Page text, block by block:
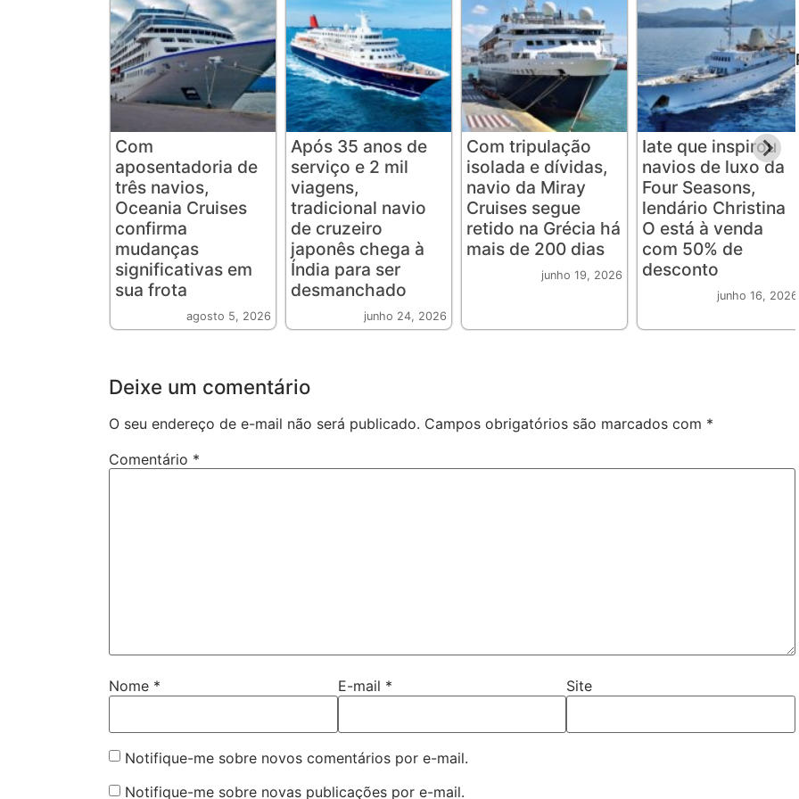
Com
aposentadoria de
três navios,
Oceania Cruises
confirma
mudanças
significativas em
sua frota
agosto 5, 2026
Após 35 anos de
serviço e 2 mil
viagens,
tradicional navio
de cruzeiro
japonês chega à
Índia para ser
desmanchado
junho 24, 2026
Com tripulação
isolada e dívidas,
navio da Miray
Cruises segue
retido na Grécia há
mais de 200 dias
junho 19, 2026
Iate que inspirou
navios de luxo da
Four Seasons,
lendário Christina
O está à venda
com 50% de
desconto
junho 16, 2026
Deixe um comentário
O seu endereço de e-mail não será publicado. Campos obrigatórios são marcados com *
Comentário *
Nome * E-mail * Site
Notifique-me sobre novos comentários por e-mail.
Notifique-me sobre novas publicações por e-mail.